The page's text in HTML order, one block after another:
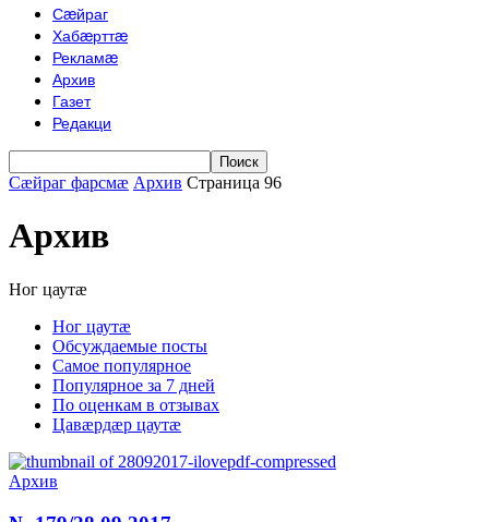
Сæйраг
Хабæрттæ
Рекламæ
Архив
Газет
Редакци
Сæйраг фарсмæ Архив Страница 96
Архив
Ног цаутæ
Ног цаутæ
Обсуждаемые посты
Самое популярное
Популярное за 7 дней
По оценкам в отзывах
Цавæрдæр цаутæ
Архив